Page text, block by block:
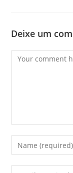
Deixe um